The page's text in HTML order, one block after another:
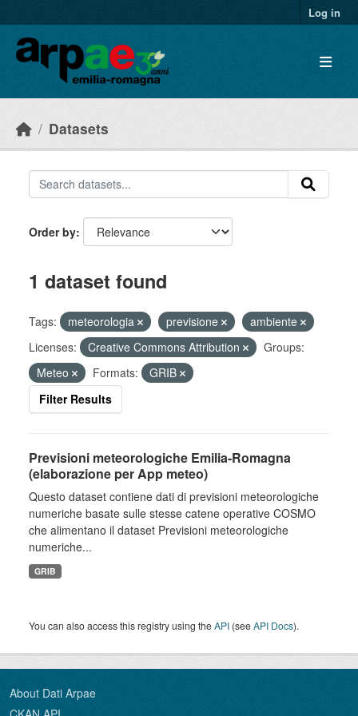
Log in
Datasets
Order by
1 dataset found
Tags: meteorologia previsione
ambiente
Licenses:
Creative Commons Attribution
Groups:
Meteo
Formats:
GRIB
Filter Results
Previsioni meteorologiche Emilia-Romagna
(elaborazione per App meteo)
Questo dataset contiene dati di previsioni meteorologiche
numeriche basate sulle stesse catene operative COSMO
che alimentano il dataset Previsioni meteorologiche
numeriche...
GRIB
You can also access this registry using theAPI (seeAPI Docs).
About Dati Arpae